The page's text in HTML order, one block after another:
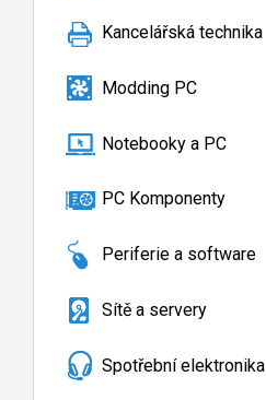
Kancelářská technika
Modding PC
Notebooky a PC
PC Komponenty
Periferie a software
Sítě a servery
Spotřební elektronika